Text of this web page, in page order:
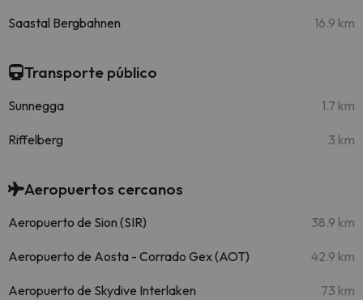
Saastal Bergbahnen 16.9 km
Transporte público
Sunnegga 1.7 km
Riffelberg 3 km
Aeropuertos cercanos
Aeropuerto de Sion (SIR) 38.9 km
Aeropuerto de Aosta - Corrado Gex (AOT) 42.9 km
Aeropuerto de Skydive Interlaken 73 km